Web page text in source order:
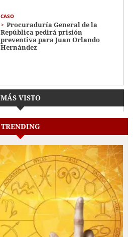
CASO
Procuraduría General de la
República pedirá prisión
preventiva para Juan Orlando
Hernández
MÁS VISTO
TRENDING